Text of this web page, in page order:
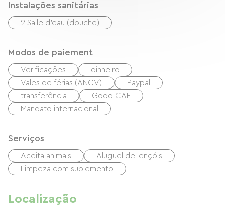
Instalações sanitárias
2 Salle d'eau (douche)
Modos de paiement
Verificações
dinheiro
Vales de férias (ANCV)
Paypal
transferência
Good CAF
Mandato internacional
Serviços
Aceita animais
Aluguel de lençóis
Limpeza com suplemento
Localização